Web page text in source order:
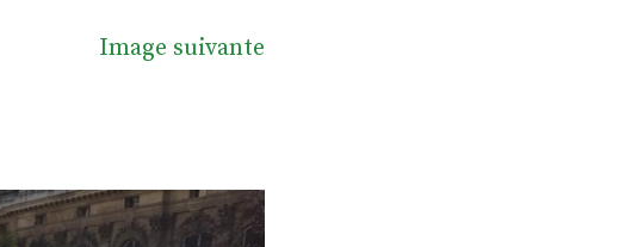
Image suivante